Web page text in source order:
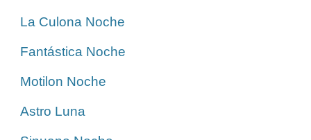
La Culona Noche
Fantástica Noche
Motilon Noche
Astro Luna